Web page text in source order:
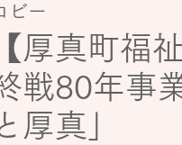
ビー
【厚真町福
戦80年事
厚真」